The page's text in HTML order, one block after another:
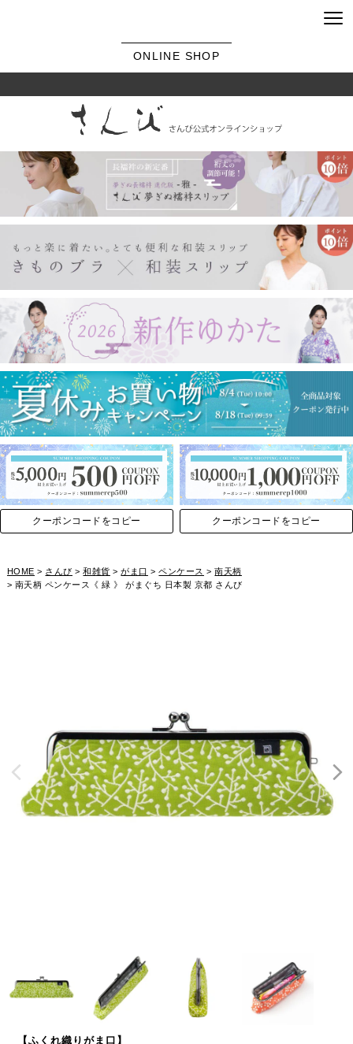
ONLINE SHOP
クーポンコードをコピー クーポンコードをコピー
HOME さんび 和雑貨 がま口 ペンケース
南天柄
南天柄 ペンケース《 緑 》 がまぐち 日本製 京都 さんび
【ふくれ織りがま口】